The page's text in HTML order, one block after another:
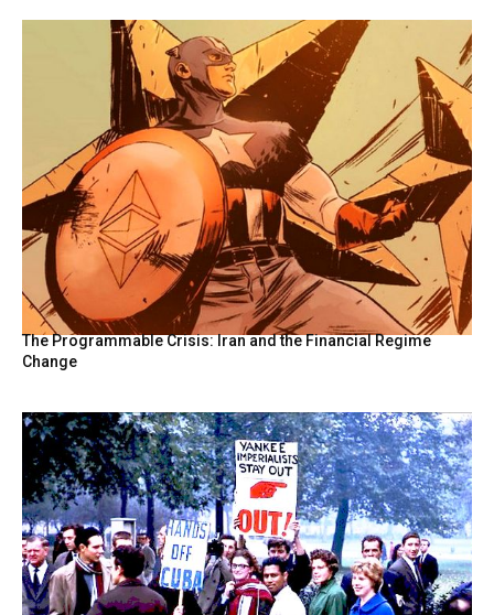
The Programmable Crisis: Iran and the Financial Regime
Change